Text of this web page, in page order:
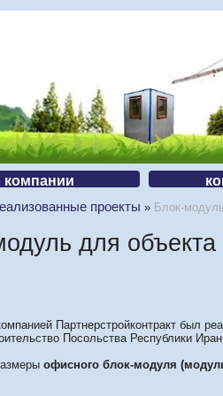
компании
проекты » Блок-
для объекта
Партнерстройконтракт был
Посольства Республики
офисного блок-модуля